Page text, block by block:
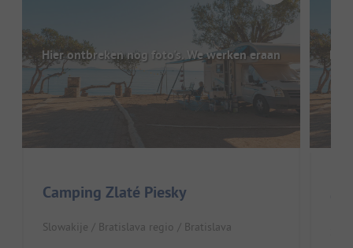
Hier ontbreken nog foto's. We werken eraan
Camping Zlaté Piesky
Slowakije / Bratislava regio / Bratislava